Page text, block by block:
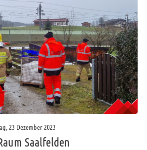
23 Dezember 2023
Saalfelden